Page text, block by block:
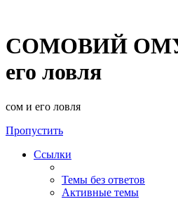
СОМОВИЙ
его ловля
сом и его ловля
Пропустить
Ссылки
Темы без ответов
Активные темы